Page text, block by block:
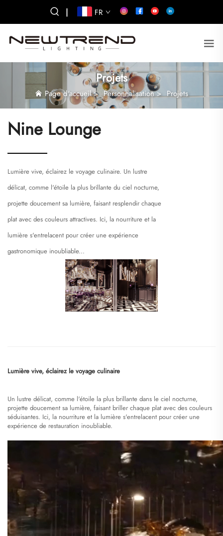
| FR
Projets
Page d'accueil>Personnalisation>Projets
Nine Lounge
Lumière vive, éclairez le voyage culinaire. Un lustre
délicat, comme l'étoile la plus brillante du ciel nocturne,
projette doucement sa lumière, faisant resplendir chaque
plat avec des couleurs attractives. Ici, la nourriture et la
lumière s'entrelacent pour créer une expérience
gastronomique inoubliable...
Lumière vive, éclairez le voyage culinaire
Un lustre délicat, comme l'étoile la plus brillante dans le ciel nocturne,
projette doucement sa lumière, faisant briller chaque plat avec des couleurs
séduisantes. Ici, la nourriture et la lumière s'entrelacent pour créer une
expérience de restauration inoubliable.